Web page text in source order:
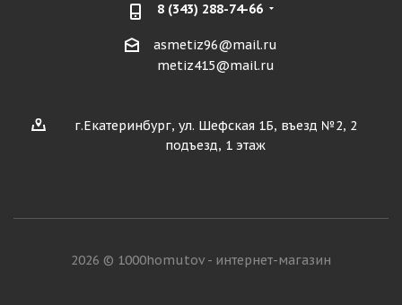
8 (343) 288-74-66
asmetiz96@mail.ru
metiz415@mail.ru
г.Екатеринбург, ул. Шефская 1Б, въезд №2, 2
подъезд, 1 этаж
2026 © 1000homutov - интернет-магазин